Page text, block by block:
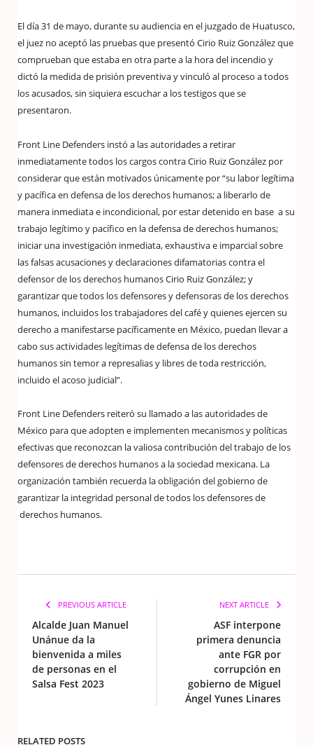
El día 31 de mayo, durante su audiencia en el juzgado de Huatusco,
el juez no aceptó las pruebas que presentó Cirio Ruiz González que
comprueban que estaba en otra parte a la hora del incendio y
dictó la medida de prisión preventiva y vinculó al proceso a todos
los acusados, sin siquiera escuchar a los testigos que se
presentaron.
Front Line Defenders instó a las autoridades a retirar
inmediatamente todos los cargos contra Cirio Ruiz González por
considerar que están motivados únicamente por “su labor legítima
y pacífica en defensa de los derechos humanos; a liberarlo de
manera inmediata e incondicional, por estar detenido en base a su
trabajo legítimo y pacífico en la defensa de derechos humanos;
iniciar una investigación inmediata, exhaustiva e imparcial sobre
las falsas acusaciones y declaraciones difamatorias contra el
defensor de los derechos humanos Cirio Ruiz González; y
garantizar que todos los defensores y defensoras de los derechos
humanos, incluidos los trabajadores del café y quienes ejercen su
derecho a manifestarse pacíficamente en México, puedan llevar a
cabo sus actividades legítimas de defensa de los derechos
humanos sin temor a represalias y libres de toda restricción,
incluido el acoso judicial”.
Front Line Defenders reiteró su llamado a las autoridades de
México para que adopten e implementen mecanismos y políticas
efectivas que reconozcan la valiosa contribución del trabajo de los
defensores de derechos humanos a la sociedad mexicana. La
organización también recuerda la obligación del gobierno de
garantizar la integridad personal de todos los defensores de
derechos humanos.
PREVIOUS ARTICLE
Alcalde Juan Manuel
Unánue da la
bienvenida a miles
de personas en el
Salsa Fest 2023
NEXT ARTICLE
ASF interpone
primera denuncia
ante FGR por
corrupción en
gobierno de Miguel
Ángel Yunes Linares
RELATED POSTS